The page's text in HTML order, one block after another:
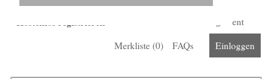
Kostenlos registrieren
Corona-Management
Merkliste (0) FAQs Einloggen